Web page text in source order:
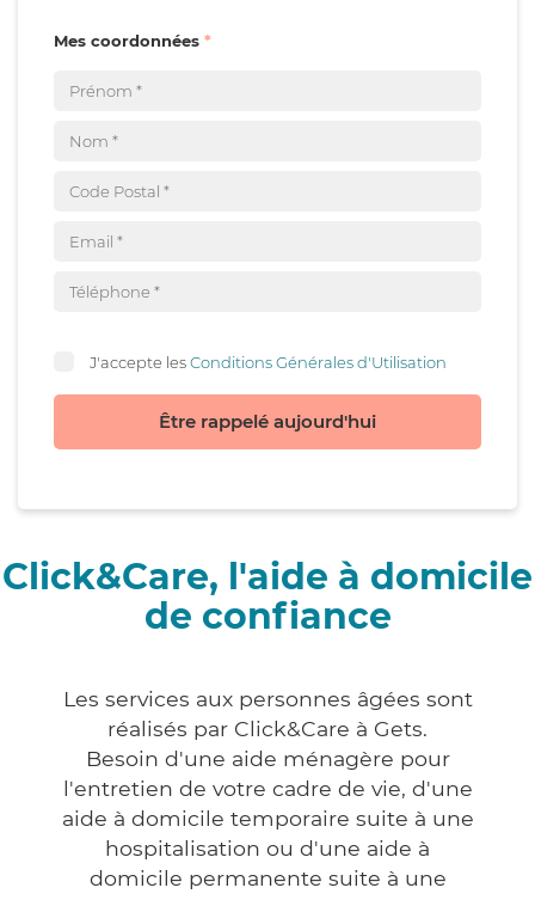
Mes coordonnées
J'accepte lesConditions Générales d'Utilisation
Être rappelé aujourd'hui
Click&Care, l'aide à domicile
de confiance
Les services aux personnes âgées sont
réalisés par Click&Care à Gets.
Besoin d'une aide ménagère pour
l'entretien de votre cadre de vie, d'une
aide à domicile temporaire suite à une
hospitalisation ou d'une aide à
domicile permanente suite à une